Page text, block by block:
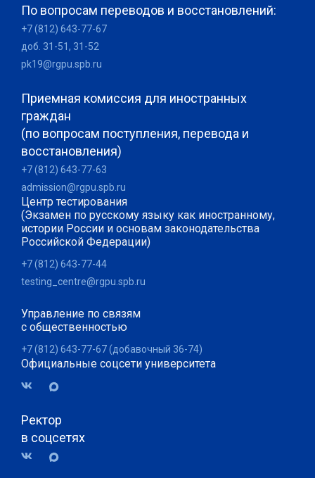
По вопросам переводов и восстановлений:
+7 (812) 643-77-67
доб. 31-51, 31-52
pk19@rgpu.spb.ru
Приемная комиссия для иностранных
граждан
(по вопросам поступления, перевода и
восстановления)
+7 (812) 643-77-63
admission@rgpu.spb.ru
Центр тестирования
(Экзамен по русскому языку как иностранному,
истории России и основам законодательства
Российской Федерации)
+7 (812) 643-77-44
testing_centre@rgpu.spb.ru
Управление по связям
с общественностью
+7 (812) 643-77-67 (добавочный 36-74)
Официальные соцсети университета
Ректор
в соцсетях